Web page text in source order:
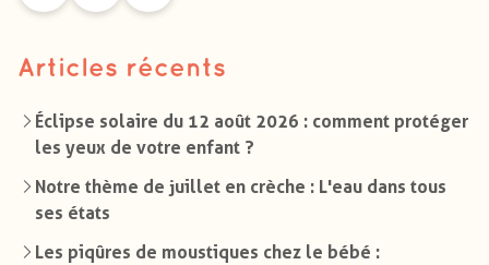
Articles récents
Éclipse solaire du 12 août 2026 : comment protéger
les yeux de votre enfant ?
Notre thème de juillet en crèche : L'eau dans tous
ses états
Les piqûres de moustiques chez le bébé :